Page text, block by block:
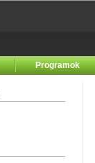
Programok